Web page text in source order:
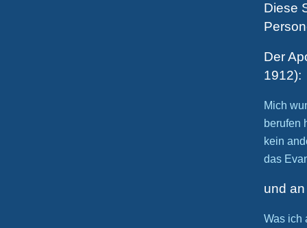
Diese
Der
1912):
Mich
berufen
kein
das
und
Was ich